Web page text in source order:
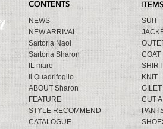
NEWS
NEW ARRIVAL
Sartoria Naoi
Sartoria Sharon
IL mare
il Quadrifoglio
ABOUT Sharon
FEATURE
STYLE RECOMMEND
CATALOGUE
SUIT
COAT
SHIRT
KNIT
GILET
CUT